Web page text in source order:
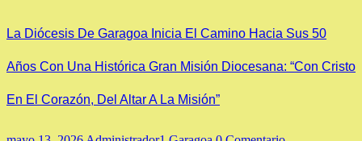
La Diócesis De Garagoa Inicia El Camino Hacia Sus 50
Años Con Una Histórica Gran Misión Diocesana: “Con Cristo
En El Corazón, Del Altar A La Misión”